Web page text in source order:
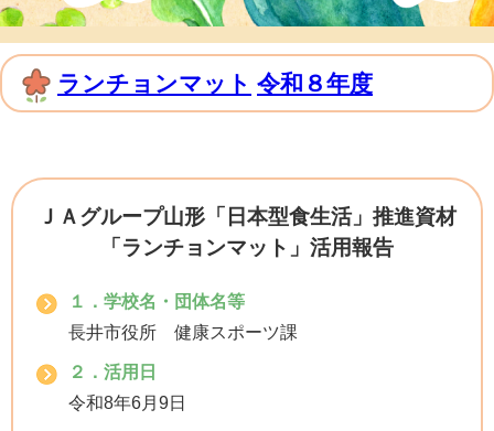
ランチョンマット 令和８年度
ＪＡグループ山形「日本型食生活」推進資材
「ランチョンマット」活用報告
１．学校名・団体名等
長井市役所 健康スポーツ課
２．活用日
令和8年6月9日